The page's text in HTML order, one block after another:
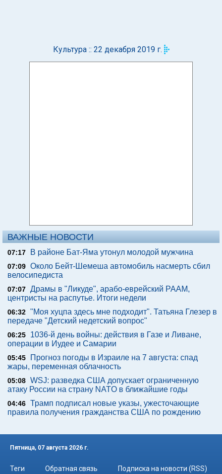
Культура :: 22 декабря 2019 г.
ВАЖНЫЕ НОВОСТИ
07:17 В районе Бат-Яма утонул молодой мужчина
07:09 Около Бейт-Шемеша автомобиль насмерть сбил
велосипедиста
07:07 Драмы в "Ликуде", арабо-еврейский РААМ,
центристы на распутье. Итоги недели
06:32 "Моя хуцпа здесь мне подходит". Татьяна Глезер в
передаче "Детский недетский вопрос"
06:25
1036-й день войны: действия в Газе и Ливане,
операции в Иудее и Самарии
05:45
Прогноз погоды в Израиле на 7 августа: спад
жары, переменная облачность
05:08 WSJ: разведка США допускает ограниченную
атаку России на страну NATO в ближайшие годы
04:46 Трамп подписал новые указы, ужесточающие
правила получения гражданства США по рождению
Пятница, 07 августа 2026 г.
Теги Обратная связь Подписка на новости (RSS)